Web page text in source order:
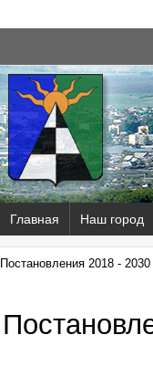
Главная Наш город
Постановления 2018 - 2030